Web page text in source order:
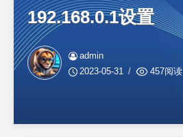
192.168.0.1设置
admin
2023-05-31
457阅读